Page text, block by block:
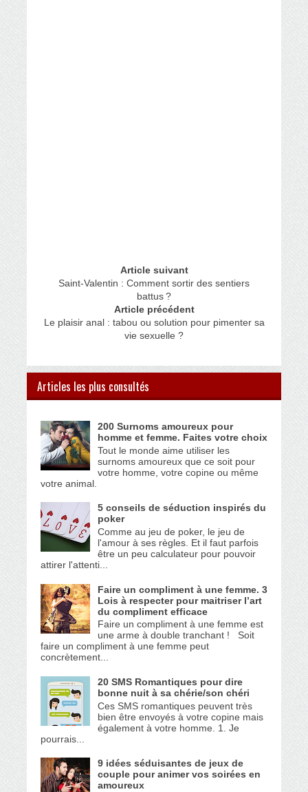
Article suivant
Saint-Valentin : Comment sortir des sentiers
battus ?
Article précédent
Le plaisir anal : tabou ou solution pour pimenter sa
vie sexuelle ?
Articles les plus consultés
200 Surnoms amoureux pour
homme et femme. Faites votre choix
Tout le monde aime utiliser les
surnoms amoureux que ce soit pour
votre homme, votre copine ou même
votre animal.
5 conseils de séduction inspirés du
poker
Comme au jeu de poker, le jeu de
l'amour à ses règles. Et il faut parfois
être un peu calculateur pour pouvoir
attirer l'attenti...
Faire un compliment à une femme. 3
Lois à respecter pour maitriser l’art
du compliment efficace
Faire un compliment à une femme est
une arme à double tranchant ! Soit
faire un compliment à une femme peut
concrètement...
20 SMS Romantiques pour dire
bonne nuit à sa chérie/son chéri
Ces SMS romantiques peuvent très
bien être envoyés à votre copine mais
également à votre homme. 1. Je
pourrais...
9 idées séduisantes de jeux de
couple pour animer vos soirées en
amoureux